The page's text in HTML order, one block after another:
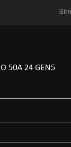
50A 24 GEN5